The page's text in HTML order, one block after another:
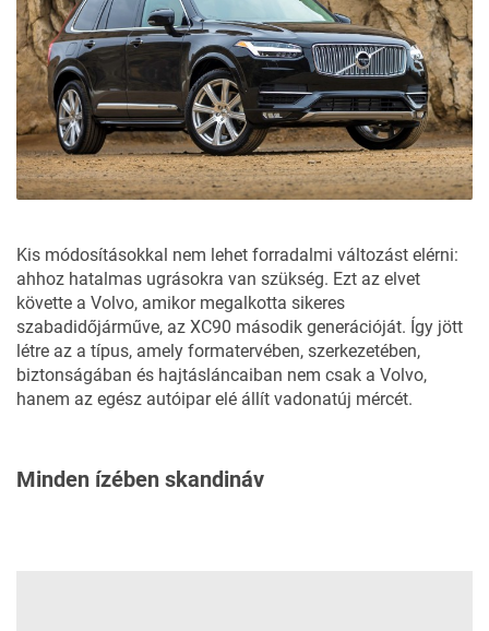
Kis módosításokkal nem lehet forradalmi változást elérni:
ahhoz hatalmas ugrásokra van szükség. Ezt az elvet
követte a Volvo, amikor megalkotta sikeres
szabadidőjárműve, az XC90 második generációját. Így jött
létre az a típus, amely formatervében, szerkezetében,
biztonságában és hajtásláncaiban nem csak a Volvo,
hanem az egész autóipar elé állít vadonatúj mércét.
Minden ízében skandináv